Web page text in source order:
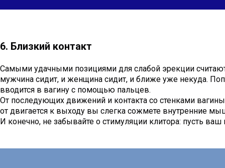
6. Близкий контакт
Самыми удачными позициями для слабой эрекции
мужчина сидит, и женщина сидит, и ближе уже некуда.
вводится в вагину с помощью пальцев.
От последующих движений и контакта со стенками
от двигается к выходу вы слегка сожмете внутренние
И конечно, не забывайте о стимуляции клитора: пусть